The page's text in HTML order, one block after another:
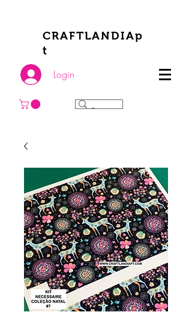
CRAFTLANDIAp
t
Login